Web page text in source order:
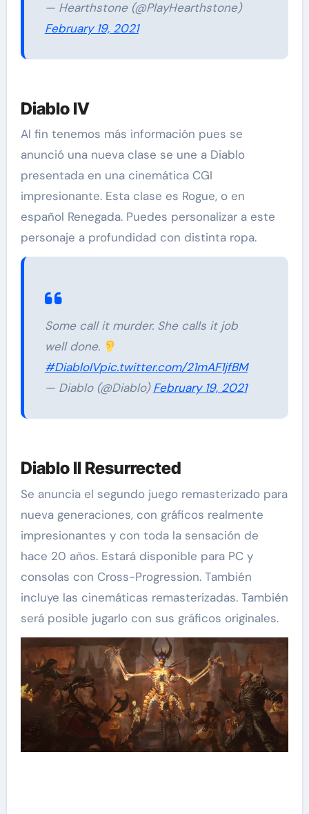
— Hearthstone (@PlayHearthstone)
February 19, 2021
Diablo IV
Al fin tenemos más información pues se
anunció una nueva clase se une a Diablo
presentada en una cinemática CGI
impresionante. Esta clase es Rogue, o en
español Renegada. Puedes personalizar a este
personaje a profundidad con distinta ropa.
Some call it murder. She calls it job
well done.
#DiabloIVpic.twitter.com/21mAF1jfBM
— Diablo (@Diablo)February 19, 2021
Diablo II Resurrected
Se anuncia el segundo juego remasterizado para
nueva generaciones, con gráficos realmente
impresionantes y con toda la sensación de
hace 20 años. Estará disponible para PC y
consolas con Cross-Progression. También
incluye las cinemáticas remasterizadas. También
será posible jugarlo con sus gráficos originales.